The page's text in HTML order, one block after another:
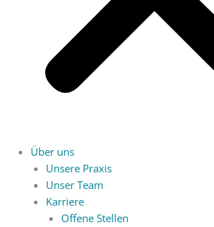
Über uns
Unsere Praxis
Unser Team
Karriere
Offene Stellen